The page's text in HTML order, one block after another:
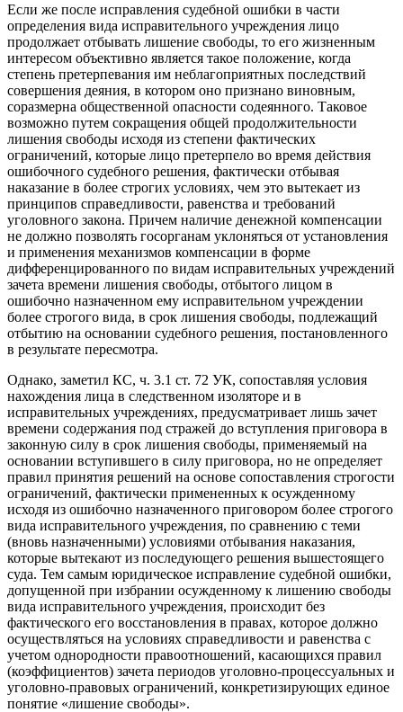
Если же после исправления судебной ошибки в части
определения вида исправительного учреждения лицо
продолжает отбывать лишение свободы, то его жизненным
интересом объективно является такое положение, когда
степень претерпевания им неблагоприятных последствий
совершения деяния, в котором оно признано виновным,
соразмерна общественной опасности содеянного. Таковое
возможно путем сокращения общей продолжительности
лишения свободы исходя из степени фактических
ограничений, которые лицо претерпело во время действия
ошибочного судебного решения, фактически отбывая
наказание в более строгих условиях, чем это вытекает из
принципов справедливости, равенства и требований
уголовного закона. Причем наличие денежной компенсации
не должно позволять госорганам уклоняться от установления
и применения механизмов компенсации в форме
дифференцированного по видам исправительных учреждений
зачета времени лишения свободы, отбытого лицом в
ошибочно назначенном ему исправительном учреждении
более строгого вида, в срок лишения свободы, подлежащий
отбытию на основании судебного решения, постановленного
в результате пересмотра.
Однако, заметил КС, ч. 3.1 ст. 72 УК, сопоставляя условия
нахождения лица в следственном изоляторе и в
исправительных учреждениях, предусматривает лишь зачет
времени содержания под стражей до вступления приговора в
законную силу в срок лишения свободы, применяемый на
основании вступившего в силу приговора, но не определяет
правил принятия решений на основе сопоставления строгости
ограничений, фактически примененных к осужденному
исходя из ошибочно назначенного приговором более строгого
вида исправительного учреждения, по сравнению с теми
(вновь назначенными) условиями отбывания наказания,
которые вытекают из последующего решения вышестоящего
суда. Тем самым юридическое исправление судебной ошибки,
допущенной при избрании осужденному к лишению свободы
вида исправительного учреждения, происходит без
фактического его восстановления в правах, которое должно
осуществляться на условиях справедливости и равенства с
учетом однородности правоотношений, касающихся правил
(коэффициентов) зачета периодов уголовно-процессуальных и
уголовно-правовых ограничений, конкретизирующих единое
понятие «лишение свободы».